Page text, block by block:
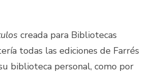
creada para Bibliotecas
todas las ediciones de Farrés
biblioteca personal, como por